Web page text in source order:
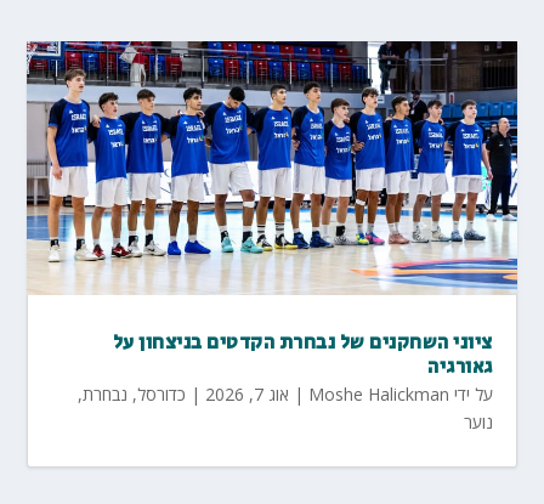
ציוני השחקנים של נבחרת הקדטים בניצחון על
גאורגיה
על ידי Moshe Halickman
| אוג 7, 2026 | כדורסל, נבחרת,
נוער